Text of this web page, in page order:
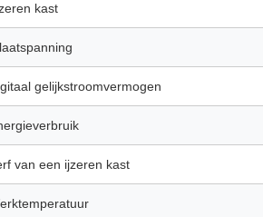
kast
gelijkstroomvermogen
van een ijzeren kast